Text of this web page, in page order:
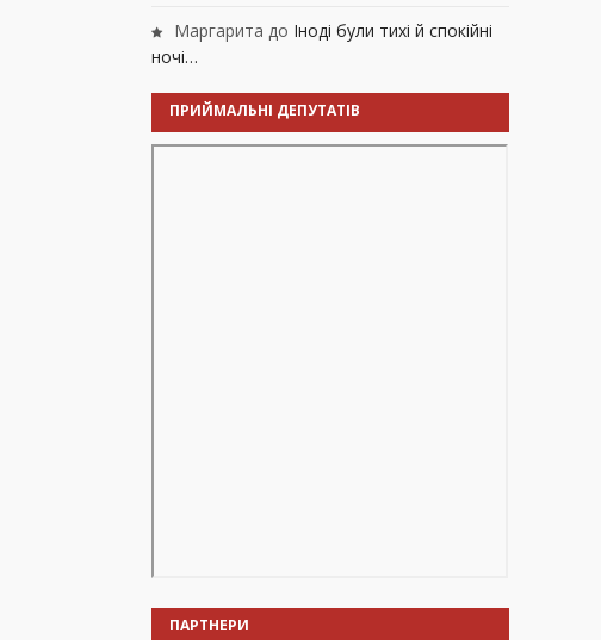
Маргарита до Іноді були тихі й спокійні
ночі…
ПРИЙМАЛЬНІ ДЕПУТАТІВ
ПАРТНЕРИ